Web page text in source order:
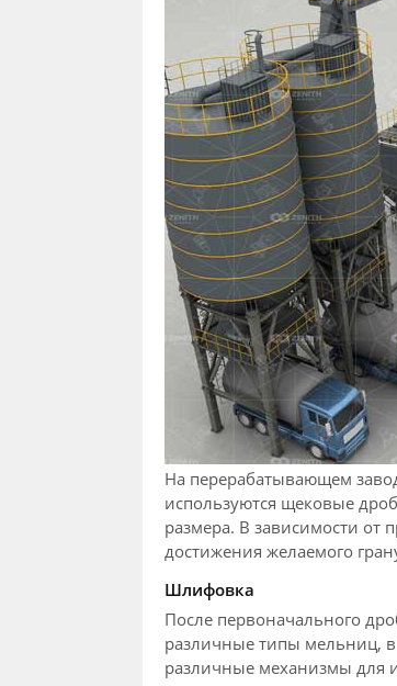
На перерабатывающем
используются щековые
размера. В зависимости от
достижения желаемого
Шлифовка
После первоначального
различные типы мельниц,
различные механизмы для